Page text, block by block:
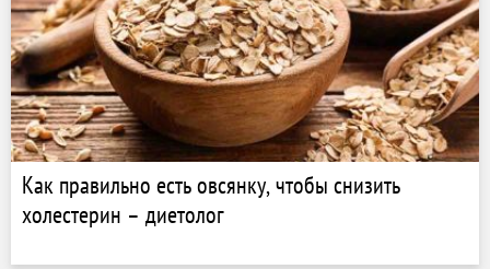
Как правильно есть овсянку, чтобы снизить
холестерин – диетолог